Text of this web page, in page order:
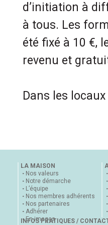
d’initiation à
à tous. Les
été fixé à 10 €,
revenu et
Dans les
LA MAISON
Nos valeurs
Notre démarche
L’équipe
Nos membres adhérents
Nos partenaires
Adhérer
En images
INFOS PRATIQUES /